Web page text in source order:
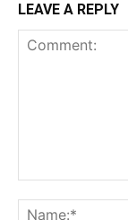
LEAVE A REPLY